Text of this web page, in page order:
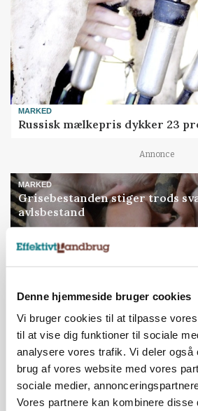
Denne hjemmeside bruger cookies
Vi bruger cookies til at tilpasse
til at vise dig funktioner til sociale
analysere vores trafik. Vi deler også
brug af vores website med vores
sociale medier,
Vores partnere kan kombinere disse
MARKED
Russisk mælkepris dykker 23
Annonce
MARKED
Grisebestanden stiger trods
avlsbestand
Jobs
i samarbejde med
76ledige
Opret agent
Se alle